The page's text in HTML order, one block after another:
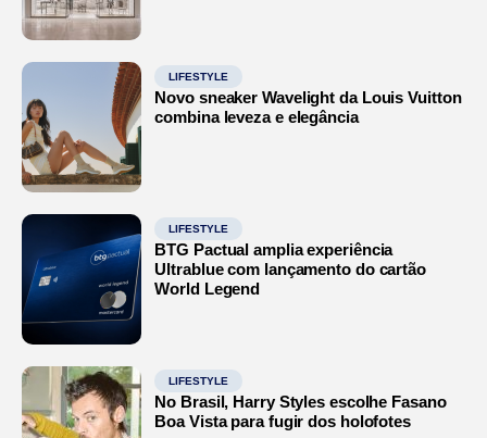
LIFESTYLE
Novo sneaker Wavelight da Louis Vuitton
combina leveza e elegância
LIFESTYLE
BTG Pactual amplia experiência
Ultrablue com lançamento do cartão
World Legend
LIFESTYLE
No Brasil, Harry Styles escolhe Fasano
Boa Vista para fugir dos holofotes